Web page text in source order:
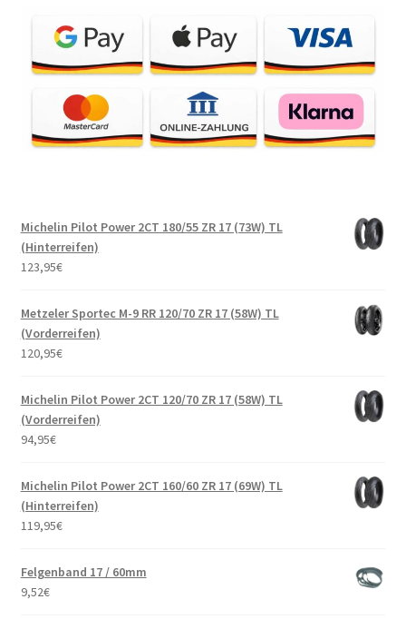
Michelin Pilot Power 2CT 180/55 ZR 17 (73W) TL
(Hinterreifen)
123,95€
Metzeler Sportec M-9 RR 120/70 ZR 17 (58W) TL
(Vorderreifen)
120,95€
Michelin Pilot Power 2CT 120/70 ZR 17 (58W) TL
(Vorderreifen)
94,95€
Michelin Pilot Power 2CT 160/60 ZR 17 (69W) TL
(Hinterreifen)
119,95€
Felgenband 17 / 60mm
9,52€